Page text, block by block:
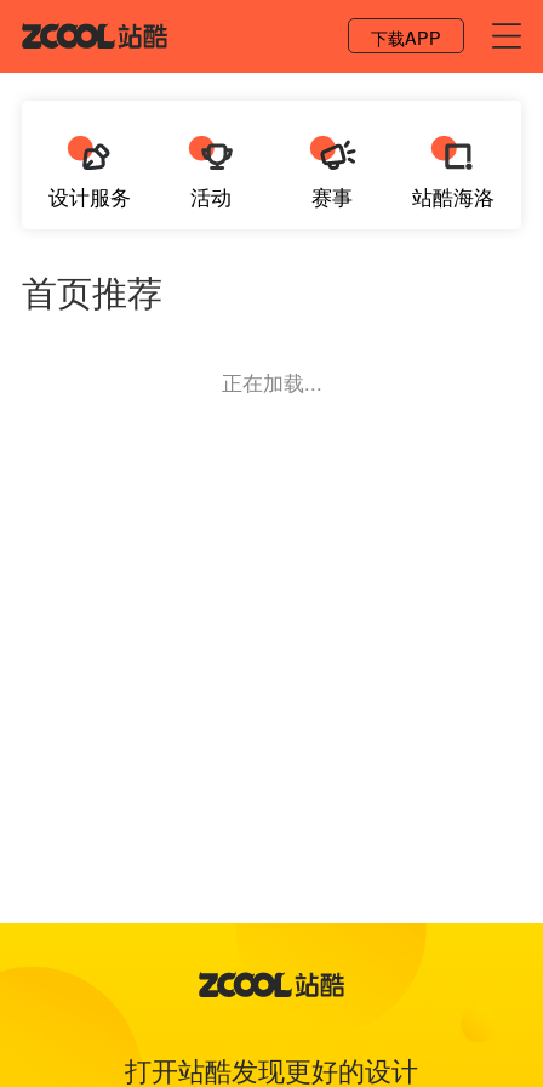
下载APP
设计服务 活动 赛事 站酷海洛
首页推荐
正在加载...
打开站酷发现更好的设计